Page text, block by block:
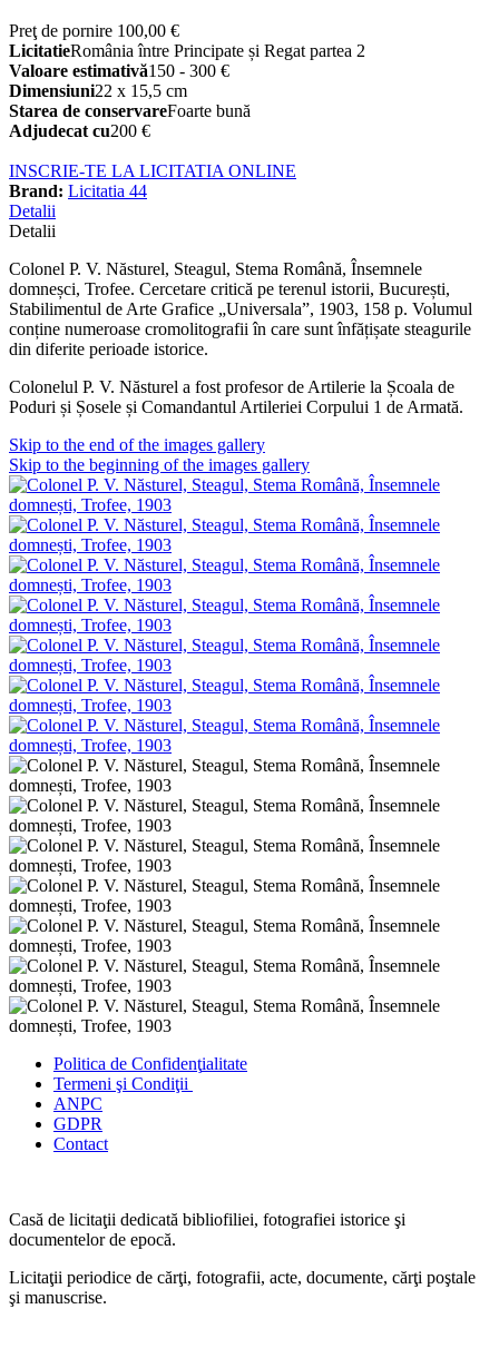
Preţ de pornire 100,00 €
LicitatieRomânia între Principate și Regat partea 2
Valoare estimativă150 - 300 €
Dimensiuni22 x 15,5 cm
Starea de conservareFoarte bună
Adjudecat cu200 €
INSCRIE-TE LA LICITATIA ONLINE
Brand: Licitatia 44
Detalii
Detalii
Colonel P. V. Năsturel, Steagul, Stema Română, Însemnele
domneșci, Trofee. Cercetare critică pe terenul istorii, București,
Stabilimentul de Arte Grafice „Universala”, 1903, 158 p. Volumul
conține numeroase cromolitografii în care sunt înfățișate steagurile
din diferite perioade istorice.
Colonelul P. V. Năsturel a fost profesor de Artilerie la Școala de
Poduri și Șosele și Comandantul Artileriei Corpului 1 de Armată.
Skip to the end of the images gallery
Skip to the beginning of the images gallery
Politica de Confidenţialitate
Termeni şi Condiţii
ANPC
GDPR
Contact
Casă de licitaţii dedicată bibliofiliei, fotografiei istorice şi
documentelor de epocă.
Licitaţii periodice de cărţi, fotografii, acte, documente, cărţi poştale
şi manuscrise.